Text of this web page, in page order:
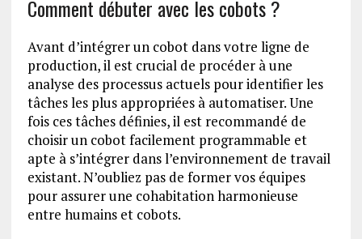
Comment débuter avec les cobots ?
Avant d’intégrer un cobot dans votre ligne de
production, il est crucial de procéder à une
analyse des processus actuels pour identifier les
tâches les plus appropriées à automatiser. Une
fois ces tâches définies, il est recommandé de
choisir un cobot facilement programmable et
apte à s’intégrer dans l’environnement de travail
existant. N’oubliez pas de former vos équipes
pour assurer une cohabitation harmonieuse
entre humains et cobots.